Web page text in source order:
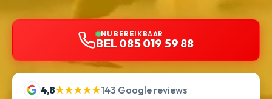
NU BEREIKBAAR
BEL 085 019 59 88
4,8★★★★★143 Google reviews